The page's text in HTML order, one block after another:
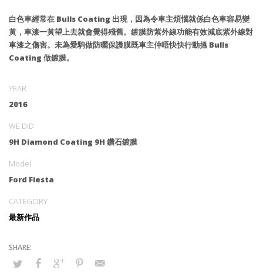
白色車經常在 Bulls Coating 出現，因為令車主煩惱就係白色車容易變
黃，車漆一黃望上去就會覺得殘舊。鍍膜防紫外線功能有效減底紫外線對
車漆之傷害。未為愛駒做防曬保護膜既車主仲唔快快行動搵 Bulls
Coating 做鍍膜。
YEAR
2016
WE DID
9H Diamond Coating 9H 鑽石鍍膜
Model
Ford Fiesta
CATEGORY
最新作品